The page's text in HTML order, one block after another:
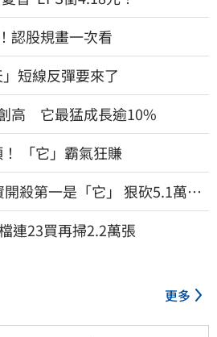
認股規畫一次看
短線反彈要來了
高 它最猛成長逾10%
「它」霸氣狂賺
殺第一是「它」 狠砍5.1萬張
連23買再掃2.2萬張
更多